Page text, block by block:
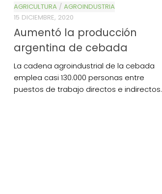
AGRICULTURA / AGROINDUSTRIA
15 DICIEMBRE, 2020
Aumentó la producción
argentina de cebada
La cadena agroindustrial de la cebada
emplea casi 130.000 personas entre
puestos de trabajo directos e indirectos.